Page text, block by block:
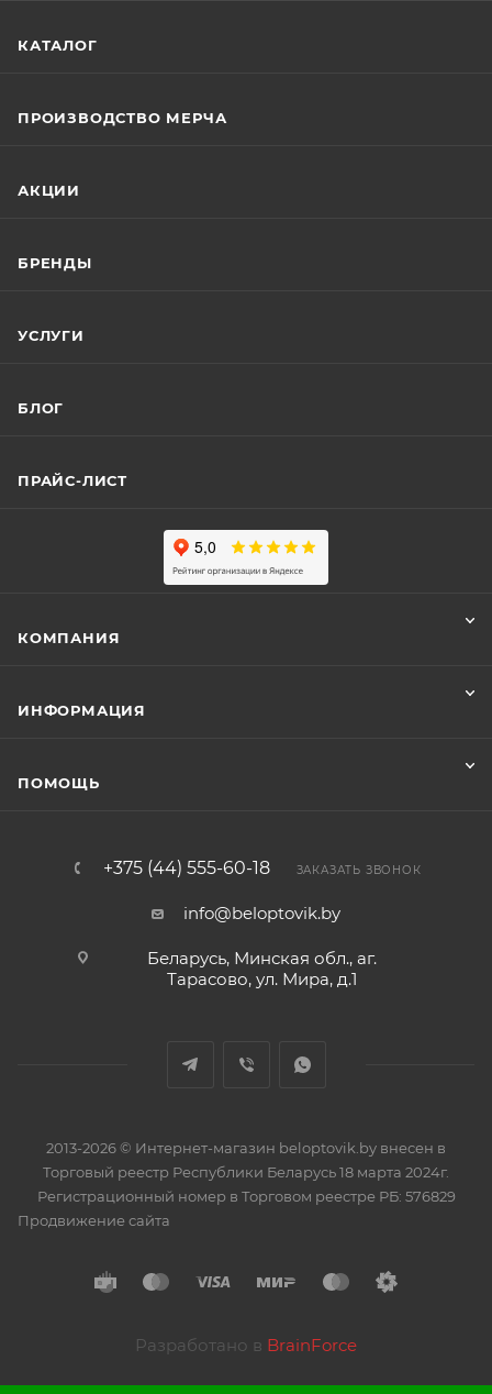
КАТАЛОГ
ПРОИЗВОДСТВО МЕРЧА
АКЦИИ
БРЕНДЫ
УСЛУГИ
БЛОГ
ПРАЙС-ЛИСТ
КОМПАНИЯ
ИНФОРМАЦИЯ
ПОМОЩЬ
+375 (44) 555-60-18 ЗАКАЗАТЬ ЗВОНОК
info@beloptovik.by
Беларусь, Минская обл., аг.
Тарасово, ул. Мира, д.1
2013-2026 © Интернет-магазин beloptovik.by внесен в
Торговый реестр Республики Беларусь 18 марта 2024г.
Регистрационный номер в Торговом реестре РБ: 576829
Продвижение сайта
Разработано в BrainForce